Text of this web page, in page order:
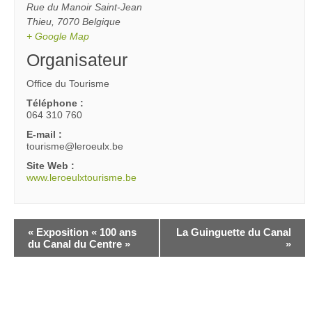
Rue du Manoir Saint-Jean
Thieu, 7070 Belgique
+ Google Map
Organisateur
Office du Tourisme
Téléphone :
064 310 760
E-mail :
tourisme@leroeulx.be
Site Web :
www.leroeulxtourisme.be
« Exposition « 100 ans
du Canal du Centre »
La Guinguette du Canal
»